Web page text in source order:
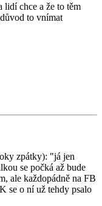
lidí chce a že to těm
to vnímat
zpátky): "já jen
se počká až bude
ale každopádně na FB
se o ní už tehdy psalo